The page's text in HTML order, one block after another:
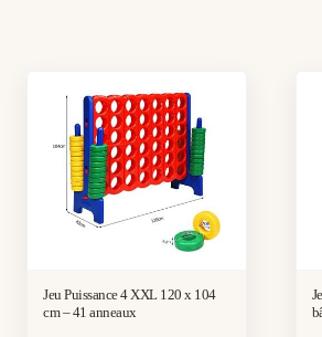
Jeu Puissance 4 XXL 120 x 104
cm – 41 anneaux